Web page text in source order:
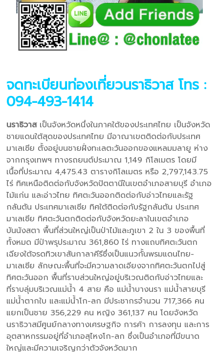
จดทะเบียนท่องเที่ยวนราธิวาสโทร :
094-493-1414
นราธิวาสเป็นจังหวัดหนึ่งในภาคใต้ของประเทศไทย เป็นจังหวัด
ชายแดนใต้สุดของประเทศไทย มีอาณาเขตติดต่อกับประเทศ
มาเลเซีย ตั้งอยู่บนชายฝั่งทะเลตะวันออกของแหลมมลายู ห่าง
จากกรุงเทพฯ ทางรถยนต์ประมาณ 1,149 กิโลเมตร โดยมี
เนื้อที่ประมาณ 4,475.43 ตารางกิโลเมตร หรือ 2,797,143.75
ไร่ ทิศเหนือติดต่อกับจังหวัดปัตตานีในเขตอำเภอสายบุรี อำเภอ
ไม้แก่น และอ่าวไทย ทิศตะวันออกติดต่อกับอ่าวไทยและรัฐ
กลันตัน ประเทศมาเลเซีย ทิศใต้ติดต่อกับรัฐกลันตัน ประเทศ
มาเลเซีย ทิศตะวันตกติดต่อกับจังหวัดยะลาในเขตอำเภอ
บันนังสตา พื้นที่ส่วนใหญ่เป็นป่าไม้และภูเขา 2 ใน 3 ของพื้นที่
ทั้งหมด มีป่าพรุประมาณ 361,860 ไร่ ทางแถบทิศตะวันตก
เฉียงใต้จรดทิวเขาสันกาลาคีรีซึ่งเป็นแนวกั้นพรมแดนไทย-
มาเลเซีย ลักษณะพื้นที่จะมีความลาดเอียงจากทิศตะวันตกไปสู่
ทิศตะวันออก พื้นที่ราบส่วนใหญ่อยู่บริเวณติดกับอ่าวไทยและ
ที่ราบลุ่มบริเวณแม่น้ำ 4 สาย คือ แม่น้ำบางนรา แม่น้ำสายบุรี
แม่น้ำตากใบ และแม่น้ำโก-ลก มีประชากรจำนวน 717,366 คน
แยกเป็นชาย 356,229 คน หญิง 361,137 คน โดยจังหวัด
นราธิวาสมีศูนย์กลางทางเศรษฐกิจ การค้า การลงทุน และการ
อุตสาหกรรมอยู่ที่อำเภอสุไหงโก-ลก ซึ่งเป็นอำเภอที่มีขนาด
ใหญ่และมีความเจริญกว่าตัวจังหวัดมาก